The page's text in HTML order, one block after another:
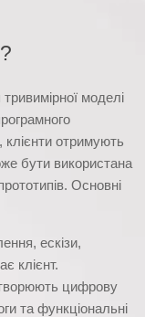
моделі
отримують
бути використана
Основні
ескізи,
клієнт.
цифрову
та функціональні